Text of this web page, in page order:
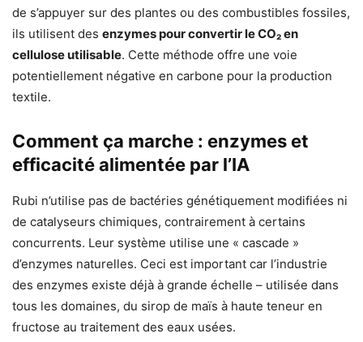
de s’appuyer sur des plantes ou des combustibles fossiles,
ils utilisent des enzymes pour convertir le CO₂ en
cellulose utilisable. Cette méthode offre une voie
potentiellement négative en carbone pour la production
textile.
Comment ça marche : enzymes et
efficacité alimentée par l’IA
Rubi n’utilise pas de bactéries génétiquement modifiées ni
de catalyseurs chimiques, contrairement à certains
concurrents. Leur système utilise une « cascade »
d’enzymes naturelles. Ceci est important car l’industrie
des enzymes existe déjà à grande échelle – utilisée dans
tous les domaines, du sirop de maïs à haute teneur en
fructose au traitement des eaux usées.